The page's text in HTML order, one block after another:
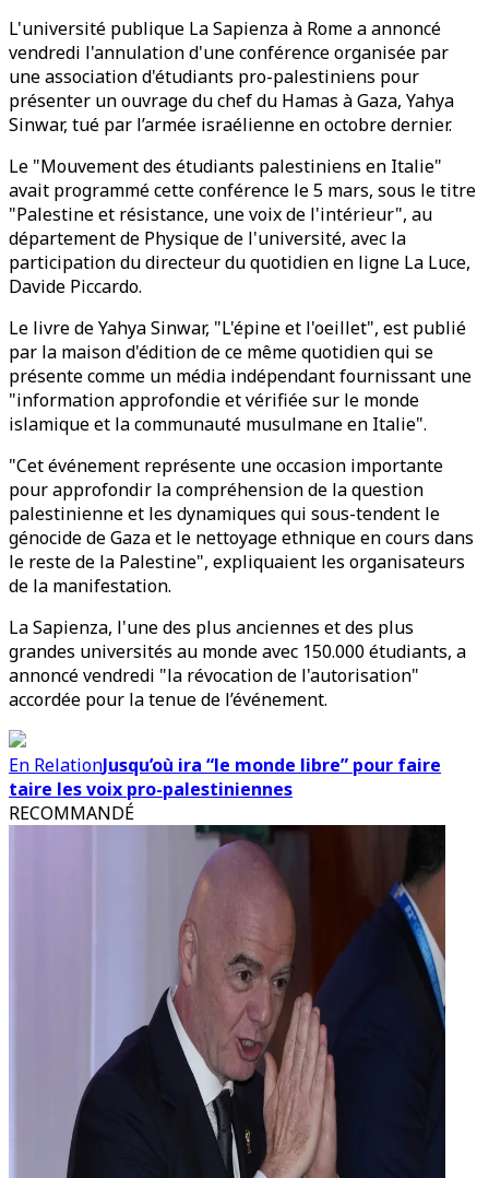
L'université publique La Sapienza à Rome a annoncé
vendredi l'annulation d'une conférence organisée par
une association d'étudiants pro-palestiniens pour
présenter un ouvrage du chef du Hamas à Gaza, Yahya
Sinwar, tué par l’armée israélienne en octobre dernier.
Le "Mouvement des étudiants palestiniens en Italie"
avait programmé cette conférence le 5 mars, sous le titre
"Palestine et résistance, une voix de l'intérieur", au
département de Physique de l'université, avec la
participation du directeur du quotidien en ligne La Luce,
Davide Piccardo.
Le livre de Yahya Sinwar, "L'épine et l'oeillet", est publié
par la maison d'édition de ce même quotidien qui se
présente comme un média indépendant fournissant une
"information approfondie et vérifiée sur le monde
islamique et la communauté musulmane en Italie".
"Cet événement représente une occasion importante
pour approfondir la compréhension de la question
palestinienne et les dynamiques qui sous-tendent le
génocide de Gaza et le nettoyage ethnique en cours dans
le reste de la Palestine", expliquaient les organisateurs
de la manifestation.
La Sapienza, l'une des plus anciennes et des plus
grandes universités au monde avec 150.000 étudiants, a
annoncé vendredi "la révocation de l'autorisation"
accordée pour la tenue de l’événement.
En RelationJusqu’où ira “le monde libre” pour faire
taire les voix pro-palestiniennes
RECOMMANDÉ